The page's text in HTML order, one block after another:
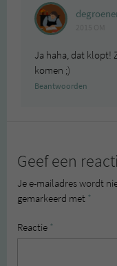
Ja haha, dat klopt!
komen ;)
Beantwoorden
Geef een
Je e-mailadres wordt
gemarkeerd met *
Reactie *